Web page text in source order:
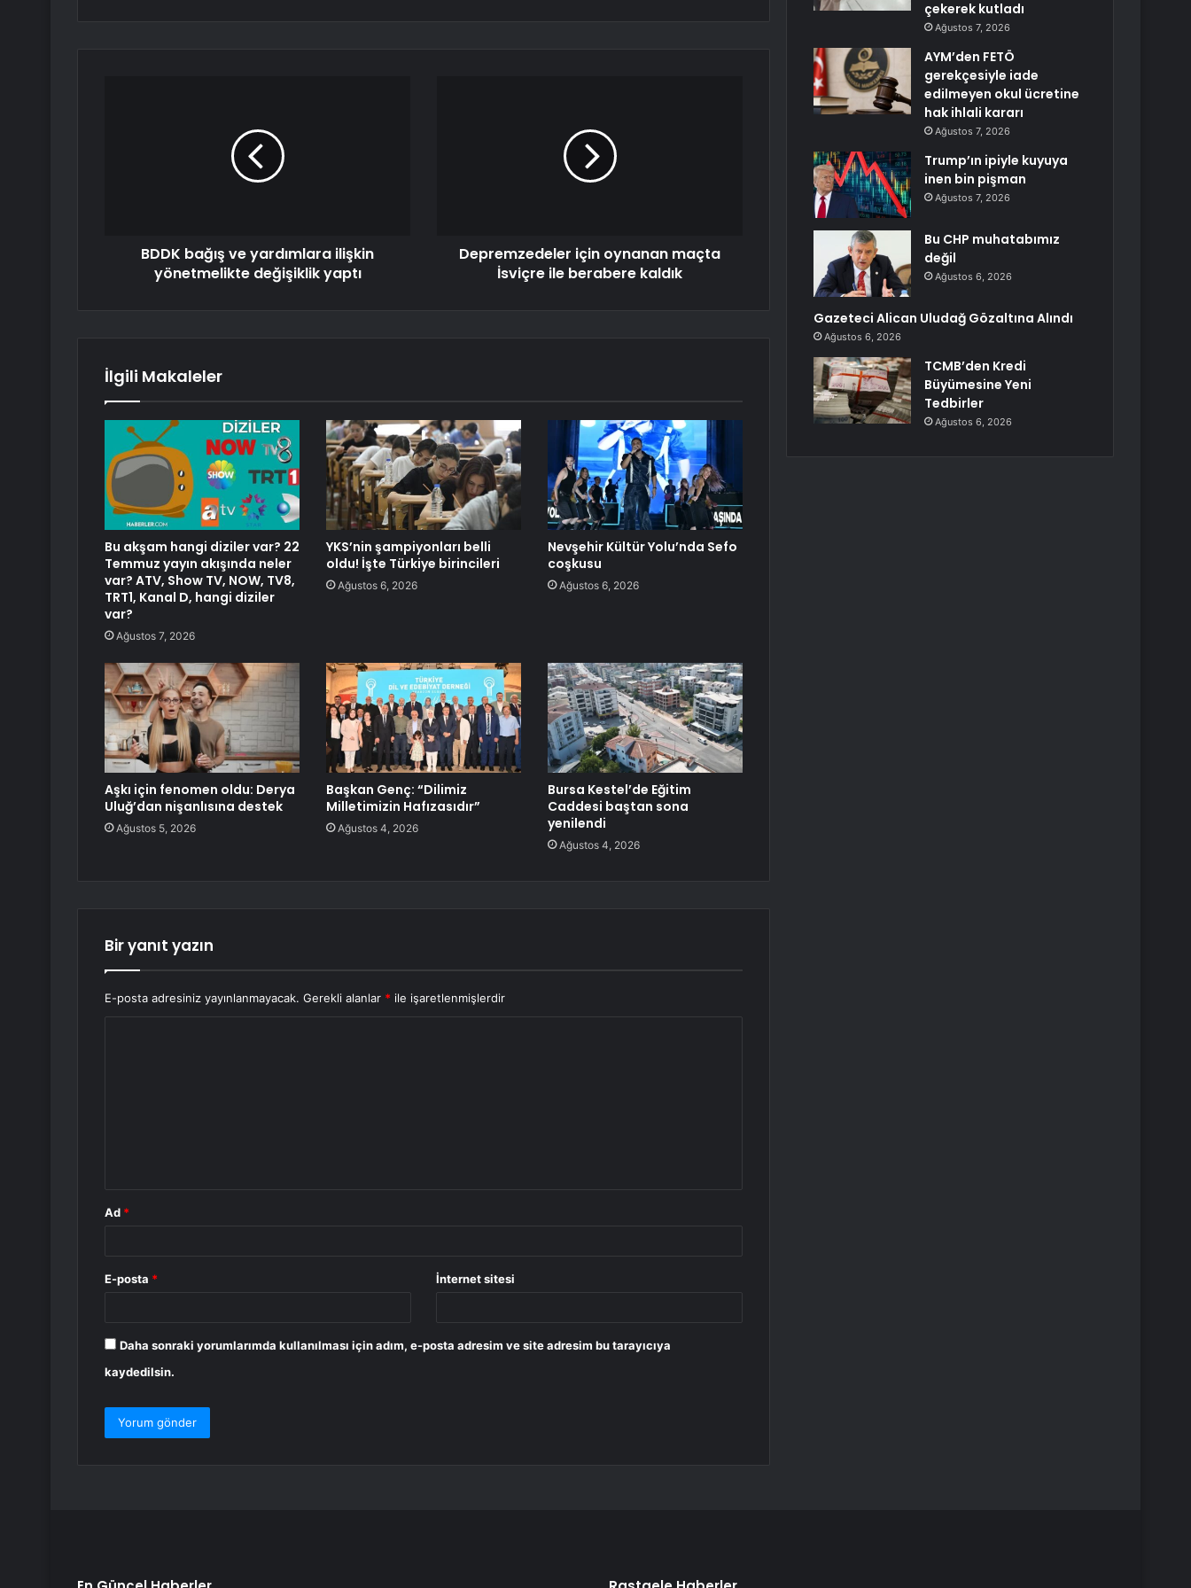
BDDK bağış ve yardımlara ilişkin
yönetmelikte değişiklik yaptı
Depremzedeler için oynanan maçta
İsviçre ile berabere kaldık
İlgili Makaleler
Bu akşam hangi diziler var? 22
Temmuz yayın akışında neler
var? ATV, Show TV, NOW, TV8,
TRT1, Kanal D, hangi diziler
var?
Ağustos 7, 2026
YKS’nin şampiyonları belli
oldu! İşte Türkiye birincileri
Ağustos 6, 2026
Nevşehir Kültür Yolu’nda Sefo
coşkusu
Ağustos 6, 2026
Aşkı için fenomen oldu: Derya
Uluğ’dan nişanlısına destek
Ağustos 5, 2026
Başkan Genç: “Dilimiz
Milletimizin Hafızasıdır”
Ağustos 4, 2026
Bursa Kestel’de Eğitim
Caddesi baştan sona
yenilendi
Ağustos 4, 2026
Bir yanıt yazın
E-posta adresiniz yayınlanmayacak. Gerekli alanlar * ile işaretlenmişlerdir
Ad *
E-posta * İnternet sitesi
Daha sonraki yorumlarımda kullanılması için adım, e-posta adresim ve site adresim bu tarayıcıya
kaydedilsin.
çekerek kutladı
Ağustos 7, 2026
AYM’den FETÖ
gerekçesiyle iade
edilmeyen okul ücretine
hak ihlali kararı
Ağustos 7, 2026
Trump’ın ipiyle kuyuya
inen bin pişman
Ağustos 7, 2026
Bu CHP muhatabımız
değil
Ağustos 6, 2026
Gazeteci Alican Uludağ Gözaltına Alındı
Ağustos 6, 2026
TCMB’den Kredi
Büyümesine Yeni
Tedbirler
Ağustos 6, 2026